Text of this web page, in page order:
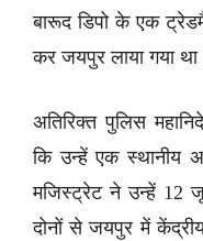
बारूद डिपो के एक
कर जयपुर लाया गया
अतिरिक्त पुलिस
कि उन्हें एक स्थानीय
मजिस्ट्रेट ने उन्हें 12
दोनों से जयपुर में